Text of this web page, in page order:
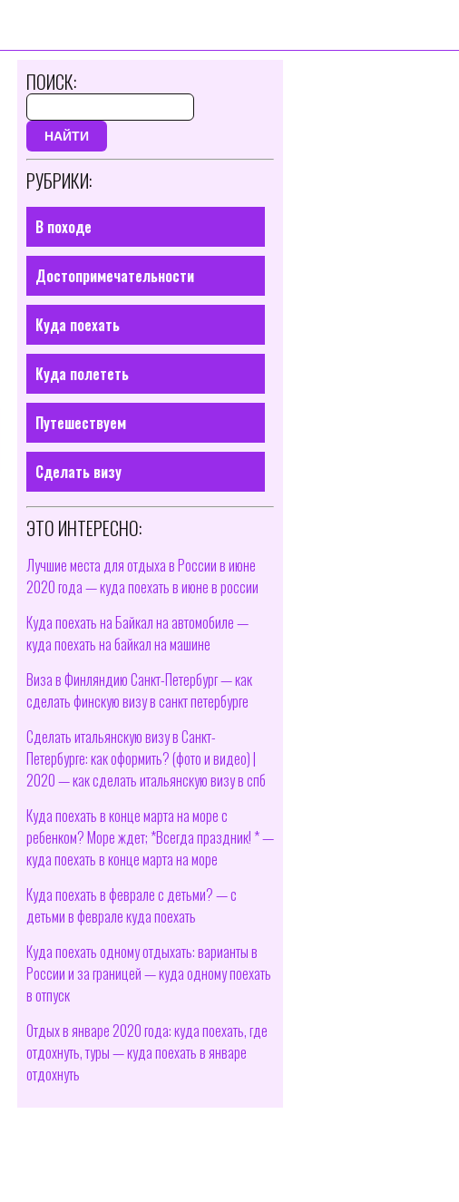
ПОИСК:
НАЙТИ
РУБРИКИ:
В походе
Достопримечательности
Куда поехать
Куда полететь
Путешествуем
Сделать визу
ЭТО ИНТЕРЕСНО:
Лучшие места для отдыха в России в июне
2020 года — куда поехать в июне в россии
Куда поехать на Байкал на автомобиле —
куда поехать на байкал на машине
Виза в Финляндию Санкт-Петербург — как
сделать финскую визу в санкт петербурге
Сделать итальянскую визу в Санкт-
Петербурге: как оформить? (фото и видео) |
2020 — как сделать итальянскую визу в спб
Куда поехать в конце марта на море с
ребенком? Море ждет; *Всегда праздник! * —
куда поехать в конце марта на море
Куда поехать в феврале с детьми? — с
детьми в феврале куда поехать
Куда поехать одному отдыхать: варианты в
России и за границей — куда одному поехать
в отпуск
Отдых в январе 2020 года: куда поехать, где
отдохнуть, туры — куда поехать в январе
отдохнуть